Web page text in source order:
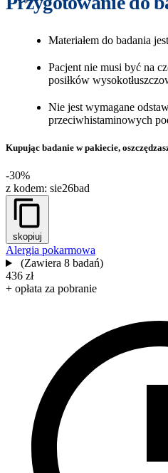
Materiałem do badania
Pacjent nie musi być na
posiłków
Nie jest wymagane
przeciwhistaminowych
Kupując badanie w pakiecie,
-30%
z kodem: sie26bad
skopiuj
Alergia pokarmowa
(Zawiera 8 badań)
436 zł
+ opłata za pobranie